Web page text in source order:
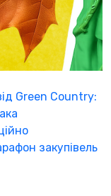
Green Country:
закупівель